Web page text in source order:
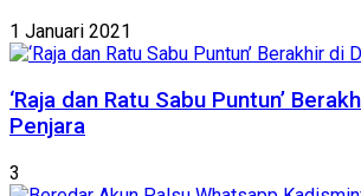
1 Januari 2021
‘Raja dan Ratu Sabu Puntun’
Penjara
3